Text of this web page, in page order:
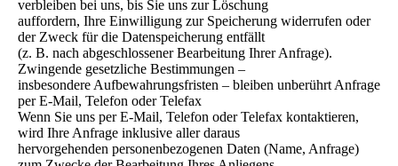
verbleiben bei uns, bis Sie uns zur Löschung
auffordern, Ihre Einwilligung zur Speicherung widerrufen oder
der Zweck für die Datenspeicherung entfällt
(z. B. nach abgeschlossener Bearbeitung Ihrer Anfrage).
Zwingende gesetzliche Bestimmungen –
insbesondere Aufbewahrungsfristen – bleiben unberührt Anfrage
per E-Mail, Telefon oder Telefax
Wenn Sie uns per E-Mail, Telefon oder Telefax kontaktieren,
wird Ihre Anfrage inklusive aller daraus
hervorgehenden personenbezogenen Daten (Name, Anfrage)